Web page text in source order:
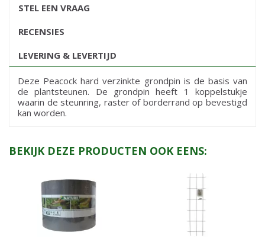
STEL EEN VRAAG
RECENSIES
LEVERING & LEVERTIJD
Deze Peacock hard verzinkte grondpin is de basis van
de plantsteunen. De grondpin heeft 1 koppelstukje
waarin de steunring, raster of borderrand op bevestigd
kan worden.
BEKIJK DEZE PRODUCTEN OOK EENS: